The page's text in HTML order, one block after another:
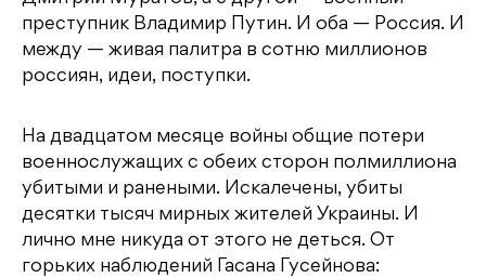
преступник Владимир Путин. И оба — Россия. И
между — живая палитра в сотню миллионов
россиян, идеи, поступки.
На двадцатом месяце войны общие потери
военнослужащих с обеих сторон полмиллиона
убитыми и ранеными. Искалечены, убиты
десятки тысяч мирных жителей Украины. И
лично мне никуда от этого не деться. От
горьких наблюдений Гасана Гусейнова: